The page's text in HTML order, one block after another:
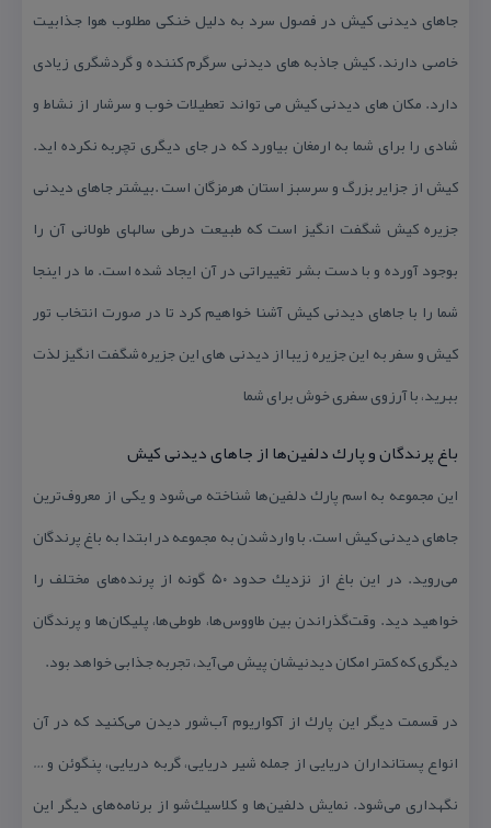
جاهای دیدنی كیش در فصول سرد به دلیل خنكی مطلوب هوا جذابیت
خاصی دارند. كیش جاذبه های دیدنی سرگرم كننده و گردشگری زیادی
دارد. مكان های دیدنی كیش می تواند تعطیلات خوب و سرشار از نشاط و
شادی را برای شما به ارمغان بیاورد كه در جای دیگری تچربه نكرده اید.
كیش از جزایر بزرگ و سرسبز استان هرمزگان است .بیشتر جاهای دیدنی
جزیره كیش شگفت انگیز است كه طبیعت درطی سالهای طولانی آن را
بوجود آورده و با دست بشر تغییراتی در آن ایجاد شده ‌است. ما در اینجا
شما را با جاهای دیدنی كیش آشنا خواهیم كرد تا در صورت انتخاب تور
كیش و سفر به این جزیره زیبا از دیدنی های این جزیره شگفت انگیز لذت
ببرید، با آرزوی سفری خوش برای شما
باغ پرندگان و پارك دلفین‌ها از جاهای دیدنی كیش
این مجموعه به اسم پارك دلفین‌ها شناخته می‌شود و یكی از معروف‌ترین
جاهای دیدنی كیش است. با واردشدن به مجموعه در ابتدا به باغ پرندگان
می‌روید. در این باغ از نزدیك حدود ۵۰ گونه از پرنده‌های مختلف را
خواهید دید. وقت‌گذراندن بین طاووس‌ها، طوطی‌ها، پلیكان‌ها و پرندگان
دیگری كه كمتر امكان دیدنیشان پیش می‌آید، تجربه جذابی خواهد بود.
در قسمت دیگر این پارك از آكواریوم آب‌شور دیدن می‌كنید كه در آن
انواع پستانداران دریایی از جمله شیر دریایی، گربه دریایی، پنگوئن و …
نگهداری می‌شود. نمایش دلفین‌ها و كلاسیك‌شو از برنامه‌های دیگر این